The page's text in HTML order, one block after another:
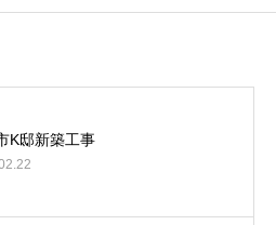
K邸新築工事